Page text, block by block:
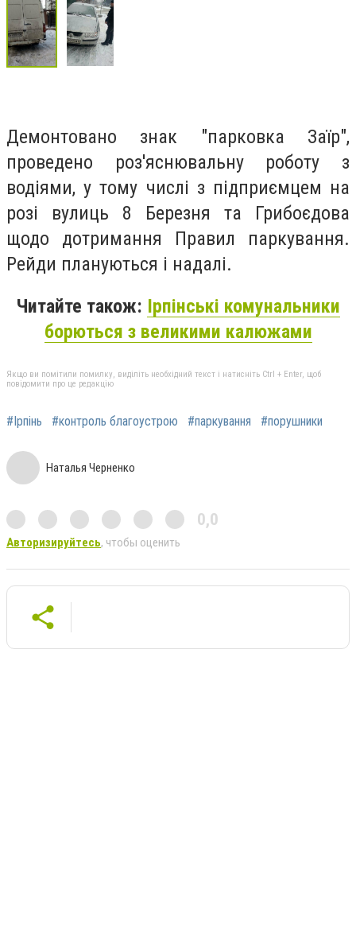
Демонтовано знак "парковка Заїр",
проведено роз'яснювальну роботу з
водіями, у тому числі з підприємцем на
розі вулиць 8 Березня та Грибоєдова
щодо дотримання Правил паркування.
Рейди плануються і надалі.
Читайте також: Ірпінські комунальники
борються з великими калюжами
Якщо ви помітили помилку, виділіть необхідний текст і натисніть Ctrl + Enter, щоб
повідомити про це редакцію
#Ірпінь #контроль благоустрою #паркування #порушники
Наталья Черненко
0,0
Авторизируйтесь, чтобы оценить